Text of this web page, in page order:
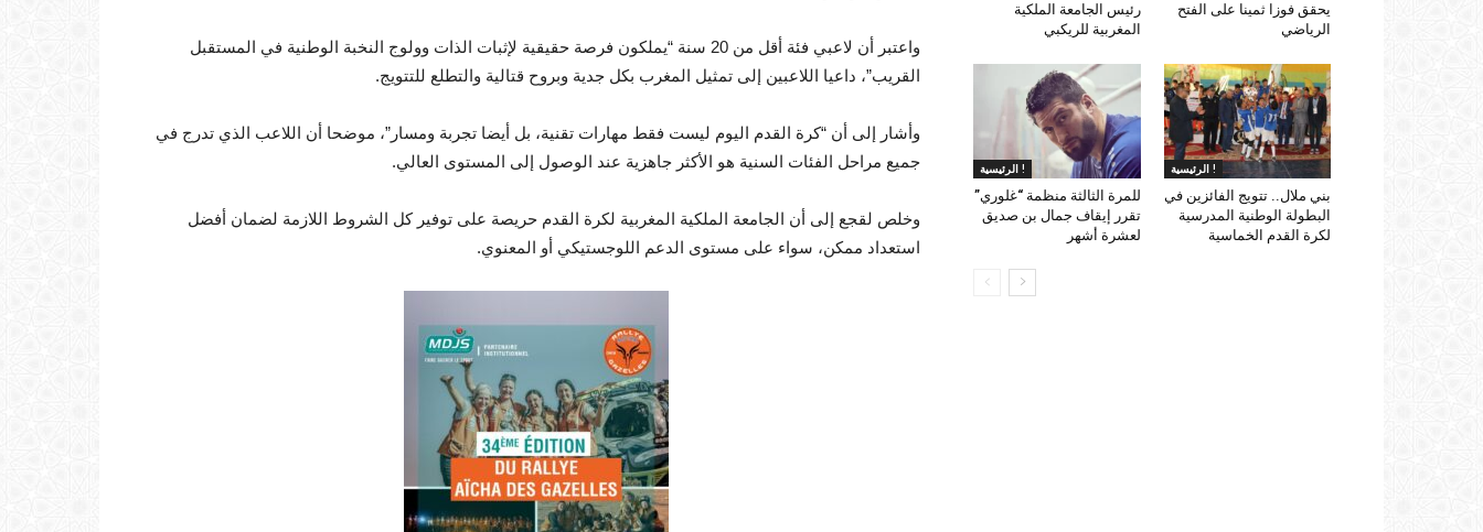
واعتبر أن لاعبي فئة أقل من 20 سنة “يملكون فرصة حقيقية لإثبات الذات وولوج النخبة الوطنية في المستقبل
القريب”، داعيا اللاعبين إلى تمثيل المغرب بكل جدية وبروح قتالية والتطلع للتتويج.
وأشار إلى أن “كرة القدم اليوم ليست فقط مهارات تقنية، بل أيضا تجربة ومسار”، موضحا أن اللاعب الذي تدرج في
جميع مراحل الفئات السنية هو الأكثر جاهزية عند الوصول إلى المستوى العالي.
وخلص لقجع إلى أن الجامعة الملكية المغربية لكرة القدم حريصة على توفير كل الشروط اللازمة لضمان أفضل
استعداد ممكن، سواء على مستوى الدعم اللوجستيكي أو المعنوي.
رئيس الجامعة الملكية
المغربية للريكبي
يحقق فوزا ثمينا على الفتح
الرياضي
الرئيسية !
للمرة الثالثة منظمة “غلوري”
تقرر إيقاف جمال بن صديق
لعشرة أشهر
الرئيسية !
بني ملال.. تتويج الفائزين في
البطولة الوطنية المدرسية
لكرة القدم الخماسية